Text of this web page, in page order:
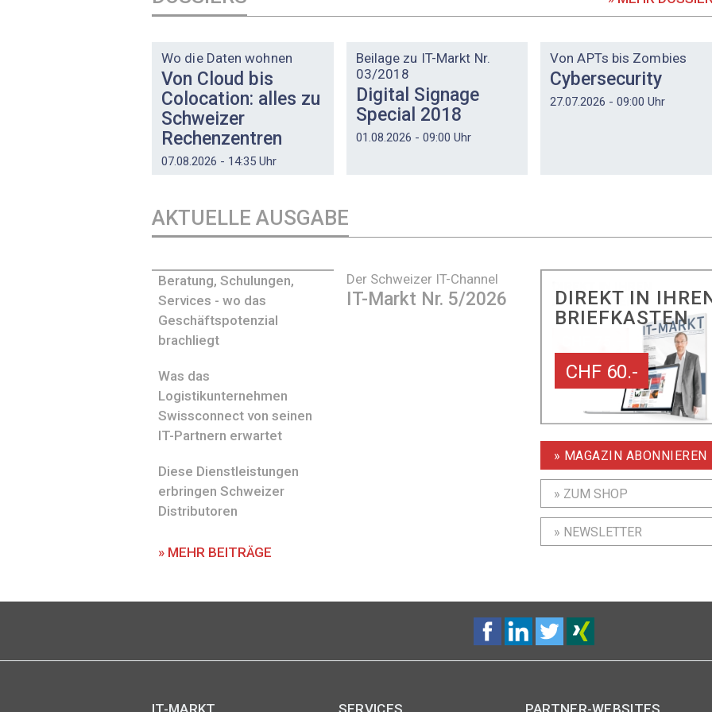
Wo die Daten wohnen
Von Cloud bis
Colocation: alles zu
Schweizer
Rechenzentren
07.08.2026 - 14:35 Uhr
Beilage zu IT-Markt Nr.
03/2018
Digital Signage
Special 2018
01.08.2026 - 09:00 Uhr
Von APTs bis Zombies
Cybersecurity
27.07.2026 - 09:00 Uhr
AKTUELLE AUSGABE
Der Schweizer IT-Channel
IT-Markt Nr. 5/2026
Beratung, Schulungen,
Services - wo das
Geschäftspotenzial
brachliegt
Was das
Logistikunternehmen
Swissconnect von seinen
IT-Partnern erwartet
Diese Dienstleistungen
erbringen Schweizer
Distributoren
» MEHR BEITRÄGE
DIREKT IN
BRIEFKASTEN
CHF 60.-
» MAGAZIN ABONNIEREN
» ZUM SHOP
» NEWSLETTER
IT-MARKT SERVICES PARTNER-WEBSITES